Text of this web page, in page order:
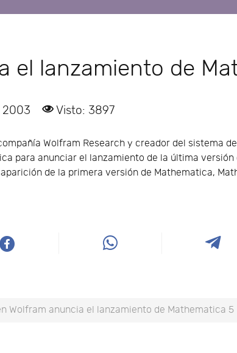
el lanzamiento de
2003 Visto: 3897
Wolfram Research y creador del sistema
para anunciar el lanzamiento de la última
de la primera versión de Mathematica,
Wolfram anuncia el lanzamiento de Mathematica 5